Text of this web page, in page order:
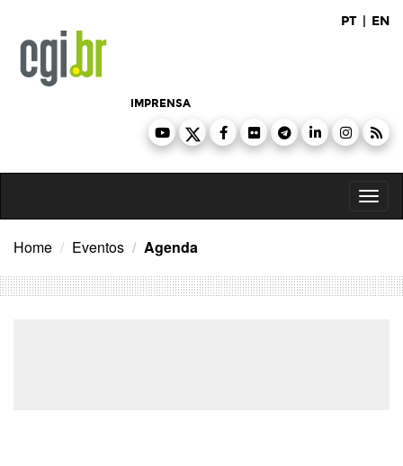
conteúdo
PT | EN
IMPRENSA
Home Eventos Agenda